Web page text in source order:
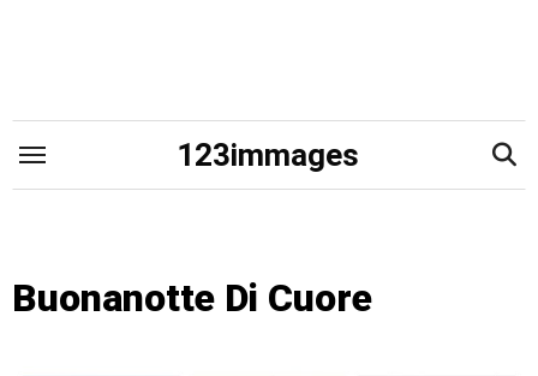
123immages
Buonanotte Di Cuore